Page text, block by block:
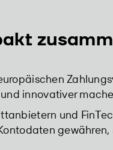
innovativer
und
gewähren,